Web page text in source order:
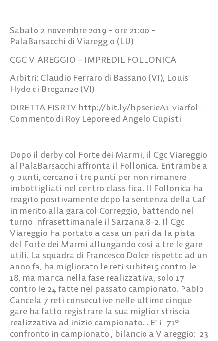
Sabato 2 novembre 2019 – ore 21:00 –
PalaBarsacchi di Viareggio (LU)
CGC VIAREGGIO – IMPREDIL FOLLONICA
Arbitri: Claudio Ferraro di Bassano (VI), Louis
Hyde di Breganze (VI)
DIRETTA FISRTV http://bit.ly/hpserieA1-viarfol –
Commento di Roy Lepore ed Angelo Cupisti
Dopo il derby col Forte dei Marmi, il Cgc Viareggio
al PalaBarsacchi affronta il Follonica. Entrambe a
9 punti, cercano i tre punti per non rimanere
imbottigliati nel centro classifica. Il Follonica ha
reagito positivamente dopo la sentenza della Caf
in merito alla gara col Correggio, battendo nel
turno infrasettimanale il Sarzana 8-2. Il Cgc
Viareggio ha portato a casa un pari dalla pista
del Forte dei Marmi allungando così a tre le gare
utili. La squadra di Francesco Dolce rispetto ad un
anno fa, ha migliorato le reti subite15 contro le
18, ma manca nella fase realizzativa, solo 17
contro le 24 fatte nel passato campionato. Pablo
Cancela 7 reti consecutive nelle ultime cinque
gare ha fatto registrare la sua miglior striscia
realizzativa ad inizio campionato. . E’ il 71°
confronto in campionato , bilancio a Viareggio: 23